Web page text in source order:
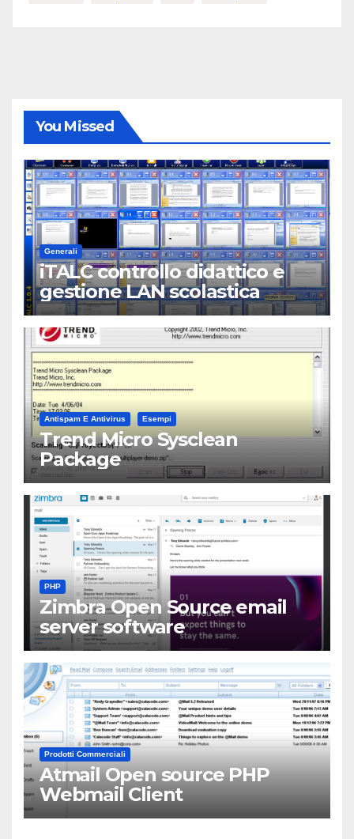
You Missed
Generali
iTALC controllo didattico e
gestione LAN scolastica
Antispam E Antivirus Esempi
Trend Micro Sysclean
Package
PHP
Zimbra Open Source email
server software
Prodotti Commerciali
Atmail Open source PHP
Webmail Client